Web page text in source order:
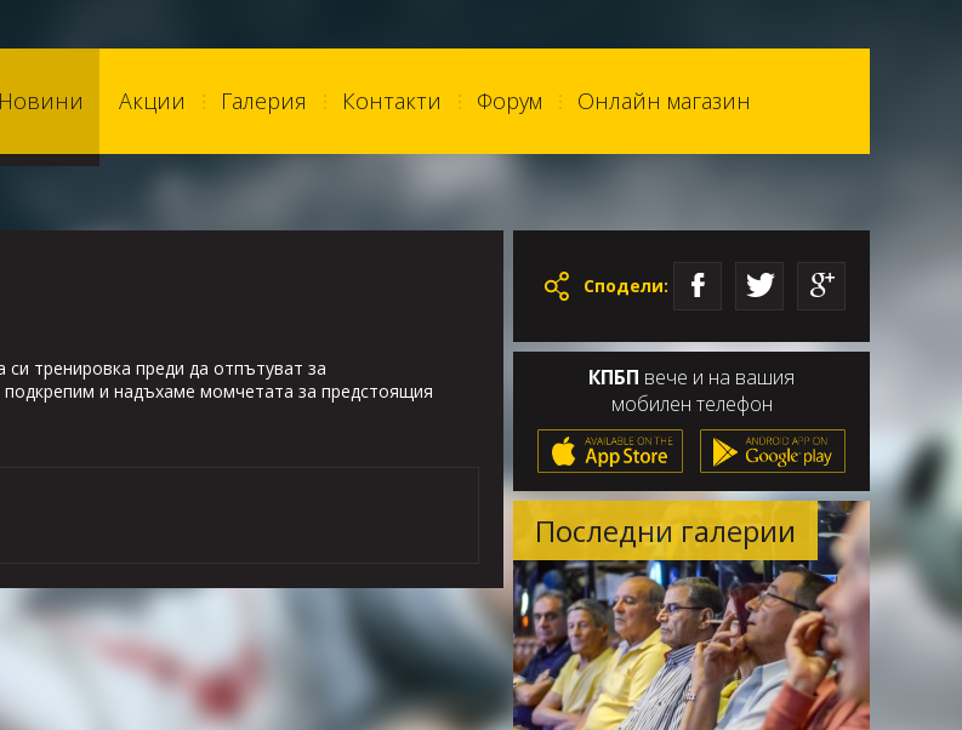
Новини Акции Галерия Контакти Форум Онлайн магазин
тренировка преди да отпътуват за
и надъхаме момчетата за предстоящия
Сподели:
КПБП вече и на вашия
мобилен телефон
Последни галерии